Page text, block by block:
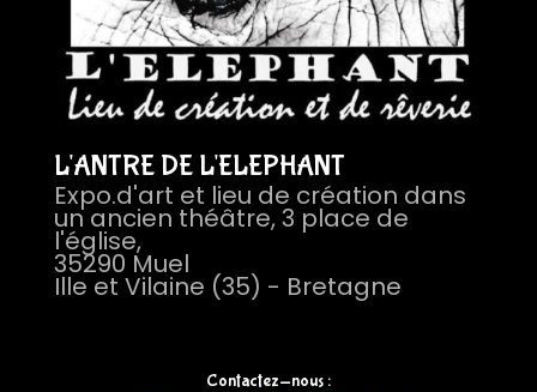
L'ANTRE DE L'ELEPHANT
Expo.d'art et lieu de création dans
un ancien théâtre, 3 place de
l'église,
35290 Muel
Ille et Vilaine (35) - Bretagne
Contactez-nous :